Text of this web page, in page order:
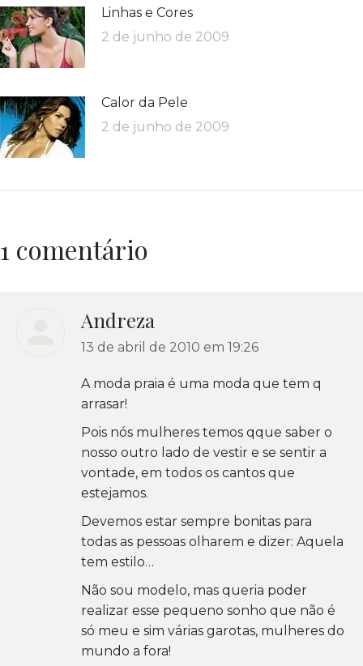
Linhas e Cores
2 de junho de 2009
Calor da Pele
2 de junho de 2009
1 comentário
Andreza
disse:
13 de abril de 2010 em 19:26
A moda praia é uma moda que tem q
arrasar!
Pois nós mulheres temos qque saber o
nosso outro lado de vestir e se sentir a
vontade, em todos os cantos que
estejamos.
Devemos estar sempre bonitas para
todas as pessoas olharem e dizer: Aquela
tem estilo…
Não sou modelo, mas queria poder
realizar esse pequeno sonho que não é
só meu e sim várias garotas, mulheres do
mundo a fora!